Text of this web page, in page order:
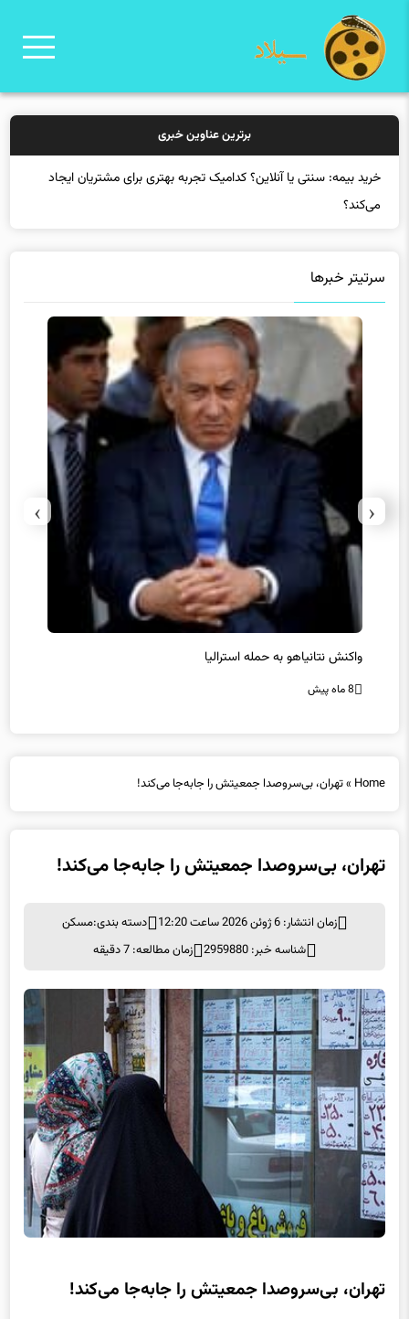
برترین عناوین خبری
خرید ب
واکنش نتانیاهو به حمله استرالیا
8 ماه پیش
شناسه خبر: 2959880
زمان مطالعه: 7 دقیقه